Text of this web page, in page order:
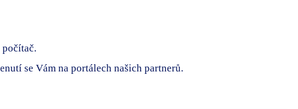
se Vám na portálech našich partnerů.